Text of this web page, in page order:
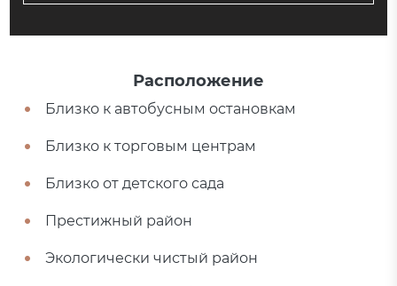
Расположение
Близко к автобусным остановкам
Близко к торговым центрам
Близко от детского сада
Престижный район
Экологически чистый район